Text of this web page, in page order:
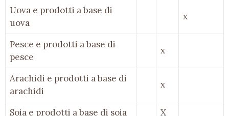
Uova e prodotti a base di
uova
x
Pesce e prodotti a base di
pesce
x
Arachidi e prodotti a base di
arachidi
x
Soia e prodotti a base di soia
X